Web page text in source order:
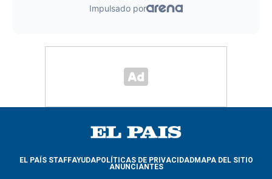
EL PAÍS STAFFAYUDAPOLÍTICAS DE PRIVACIDADMAPA DEL SITIO
ANUNCIANTES